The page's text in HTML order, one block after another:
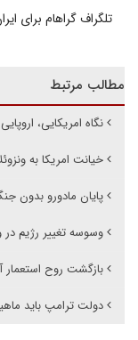
تلگراف گراهام برای
مطالب مرتبط
نگاه امریکایی،
خیانت امریکا به
پایان مادورو بدون
وسوسه تغییر رژیم در
بازگشت روح استعمار
دولت ترامپ باید